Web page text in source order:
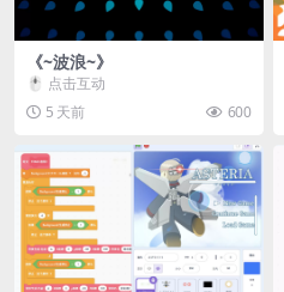
《~波浪~》
🖱️ 点击互动
5 天前
600